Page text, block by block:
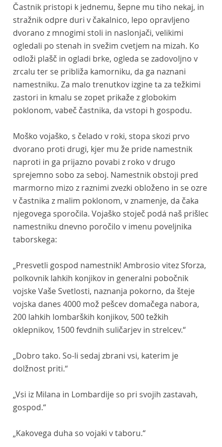
Častnik pristopi k jednemu, šepne mu tiho nekaj, in
stražnik odpre duri v čakalnico, lepo opravljeno
dvorano z mnogimi stoli in naslonjači, velikimi
ogledali po stenah in svežim cvetjem na mizah. Ko
odloži plašč in ogladi brke, ogleda se zadovoljno v
zrcalu ter se približa kamorniku, da ga naznani
namestniku. Za malo trenutkov izgine ta za težkimi
zastori in kmalu se zopet prikaže z globokim
poklonom, vabeč častnika, da vstopi h gospodu.
Moško vojaško, s čelado v roki, stopa skozi prvo
dvorano proti drugi, kjer mu že pride namestnik
naproti in ga prijazno povabi z roko v drugo
sprejemno sobo za seboj. Namestnik obstoji pred
marmorno mizo z raznimi zvezki obloženo in se ozre
v častnika z malim poklonom, v znamenje, da čaka
njegovega sporočila. Vojaško stoječ podá naš prišlec
namestniku dnevno poročilo v imenu poveljnika
taborskega:
„Presvetli gospod namestnik! Ambrosio vitez Sforza,
polkovnik lahkih konjikov in generalni pobočnik
vojske Vaše Svetlosti, naznanja pokorno, da šteje
vojska danes 4000 mož pešcev domačega nabora,
200 lahkih lombarških konjikov, 500 težkih
oklepnikov, 1500 fevdnih suličarjev in strelcev.“
„Dobro tako. So-li sedaj zbrani vsi, katerim je
dolžnost priti.“
„Vsi iz Milana in Lombardije so pri svojih zastavah,
gospod.“
„Kakovega duha so vojaki v taboru.“